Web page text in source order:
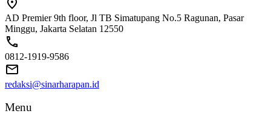
AD Premier 9th floor, Jl TB Simatupang No.5 Ragunan, Pasar
Minggu, Jakarta Selatan 12550
0812-1919-9586
redaksi@sinarharapan.id
Menu